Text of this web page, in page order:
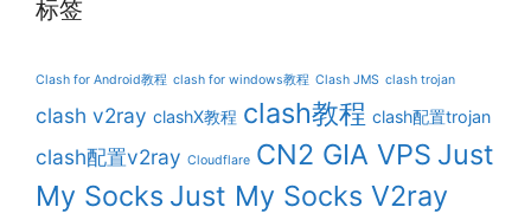
标签
Clash for Android教程 clash for windows教程 Clash JMS clash trojan
clash v2ray clashX教程 clash教程 clash配置trojan
clash配置v2ray Cloudflare CN2 GIA VPS Just
My Socks Just My Socks V2ray